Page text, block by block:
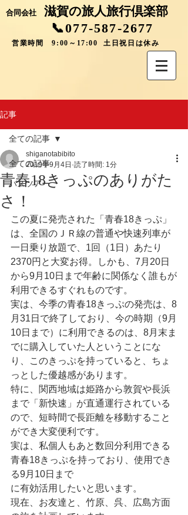
合同会社 滋賀の旅人旅行倶楽部
📞077-587-2677
営業時間 9:00～17:00 土日祝日は休み
記事
全ての記事
バスツアー
全ての記事
青春18きっぷのありがた
さ！
shiganotabibito
2019年9月4日 読了時間: 1分
この夏に発売された「青春18きっぷ」
は、全国のＪＲ線の普通や快速列車が
一日乗り放題で、1回（1日）あたり
2370円と大変お得。しかも、7月20日
から9月10日まで年齢に関係なく誰もが
利用できるすぐれものです。
実は、今季の青春18きっぷの発売は、8
月31日で終了しており、今の時期（9月
10日まで）に利用できるのは、8月末ま
でに購入していた人ということにな
り、このきっぷを持っていると、ちょ
っとした優越感があります。
特に、関西地域は姫路から敦賀や長浜
まで「新快速」が直通運行されている
ので、短時間で長距離を移動すること
ができ大変便利です。
実は、私個人もあと数回分利用できる
青春18きっぷを持っており、使用でき
る9月10日まで
に有効活用したいと思います。
現在、お友達と、竹原、呉、広島方面